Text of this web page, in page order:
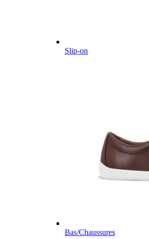
Slip-on
Bas/Chaussures